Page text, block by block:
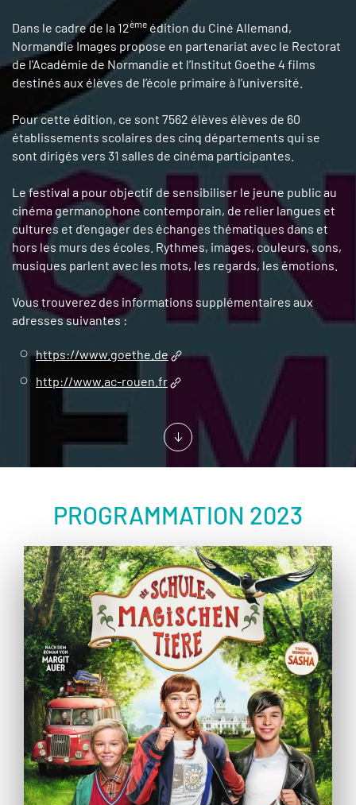
Dans le cadre de la 12ème édition du Ciné Allemand,
Normandie Images propose en partenariat avec le Rectorat
de l'Académie de Normandie et l’Institut Goethe 4 films
destinés aux élèves de l’école primaire à l’université.
Pour cette édition, ce sont 7562 élèves élèves de 60
établissements scolaires des cinq départements qui se
sont dirigés vers 31 salles de cinéma participantes.
Le festival a pour objectif de sensibiliser le jeune public au
cinéma germanophone contemporain, de relier langues et
cultures et d'engager des échanges thématiques dans et
hors les murs des écoles. Rythmes, images, couleurs, sons,
musiques parlent avec les mots, les regards, les émotions.
Vous trouverez des informations supplémentaires aux
adresses suivantes :
https://www.goethe.de
http://www.ac-rouen.fr
PROGRAMMATION 2023